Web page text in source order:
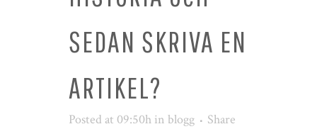
SEDAN SKRIVA EN
ARTIKEL?
Posted at 09:50h in blogg Share